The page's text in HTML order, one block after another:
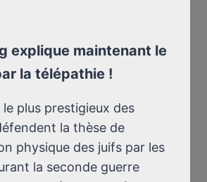
explique maintenant le
la télépathie !
le plus prestigieux des
la thèse de
physique des juifs par les
la seconde guerre